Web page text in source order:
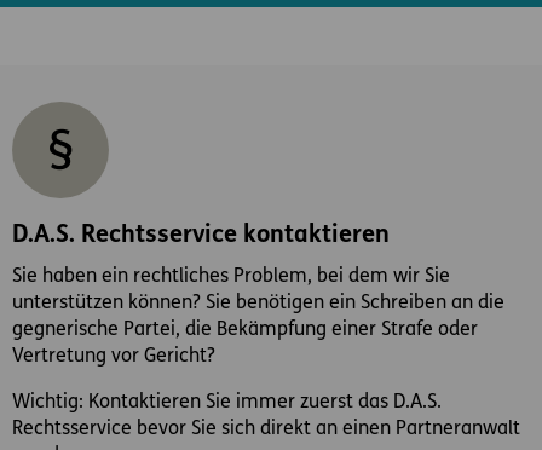
D.A.S. Rechtsservice kontaktieren
Sie haben ein rechtliches Problem, bei dem wir Sie
unterstützen können? Sie benötigen ein Schreiben an die
gegnerische Partei, die Bekämpfung einer Strafe oder
Vertretung vor Gericht?
Wichtig: Kontaktieren Sie immer zuerst das D.A.S.
Rechtsservice bevor Sie sich direkt an einen Partneranwalt